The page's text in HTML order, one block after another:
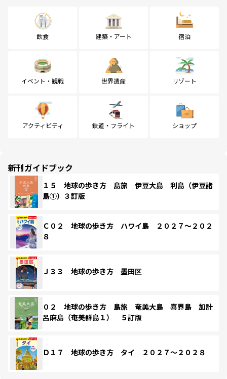
飲食 建築・アート 宿泊
イベント・観戦 世界遺産 リゾート
アクティビティ 鉄道・フライト ショップ
新刊ガイドブック
１５ 地球の歩き方 島旅 伊豆大島 利島（伊豆諸
島①）３訂版
Ｃ０２ 地球の歩き方 ハワイ島 ２０２７～２０２
８
Ｊ３３ 地球の歩き方 墨田区
０２ 地球の歩き方 島旅 奄美大島 喜界島 加計
呂麻島（奄美群島１） ５訂版
Ｄ１７ 地球の歩き方 タイ ２０２７～２０２８